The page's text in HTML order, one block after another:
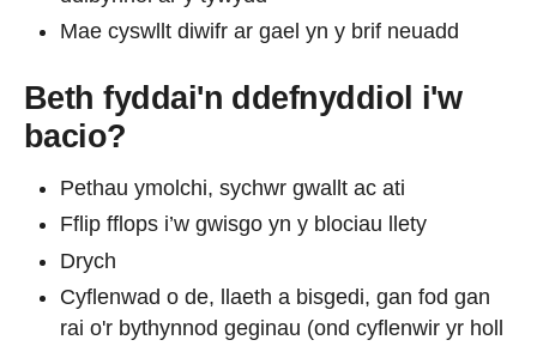
Mae cyswllt diwifr ar gael yn y brif neuadd
Beth fyddai'n ddefnyddiol i'w
bacio?
Pethau ymolchi, sychwr gwallt ac ati
Fflip fflops i’w gwisgo yn y blociau llety
Drych
Cyflenwad o de, llaeth a bisgedi, gan fod gan
rai o'r bythynnod geginau (ond cyflenwir yr holl